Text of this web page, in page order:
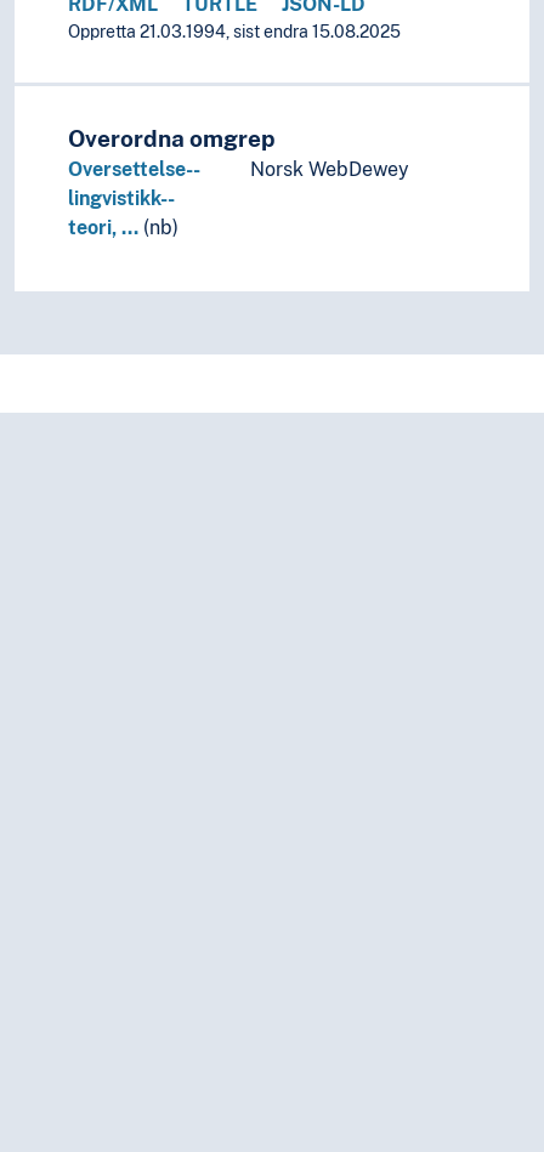
Oppretta 21.03.1994, sist endra 15.08.2025
Overordna omgrep
Oversettelse--
lingvistikk--
teori, … (nb)
Norsk WebDewey